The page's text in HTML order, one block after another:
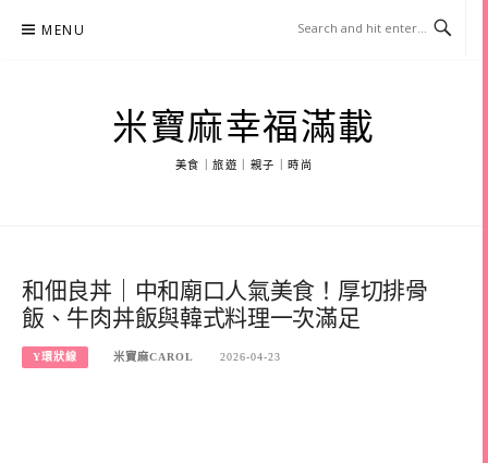
MENU
米寶麻幸福滿載
美食｜旅遊｜親子｜時尚
和佃良丼｜中和廟口人氣美食！厚切排骨
飯、牛肉丼飯與韓式料理一次滿足
Y環狀線 米寶麻CAROL 2026-04-23